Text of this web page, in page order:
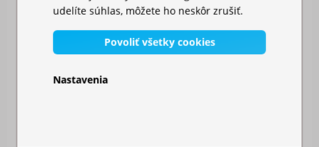
udelíte súhlas, môžete ho neskôr zrušiť.
Povoliť všetky cookies
Nastavenia